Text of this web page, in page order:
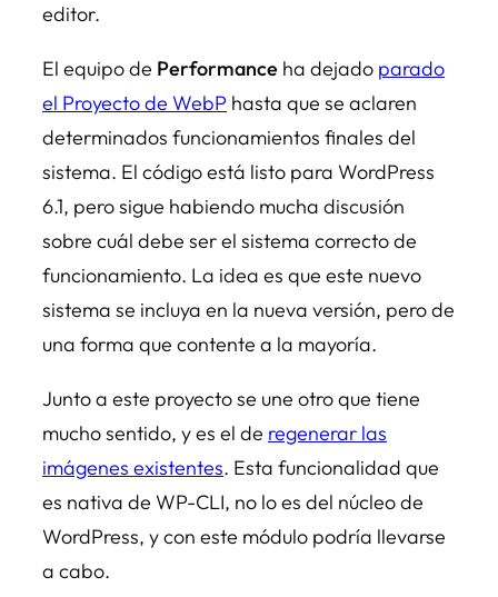
editor.
El equipo de Performance ha dejado parado
el Proyecto de WebP hasta que se aclaren
determinados funcionamientos finales del
sistema. El código está listo para WordPress
6.1, pero sigue habiendo mucha discusión
sobre cuál debe ser el sistema correcto de
funcionamiento. La idea es que este nuevo
sistema se incluya en la nueva versión, pero de
una forma que contente a la mayoría.
Junto a este proyecto se une otro que tiene
mucho sentido, y es el de regenerar las
imágenes existentes. Esta funcionalidad que
es nativa de WP-CLI, no lo es del núcleo de
WordPress, y con este módulo podría llevarse
a cabo.